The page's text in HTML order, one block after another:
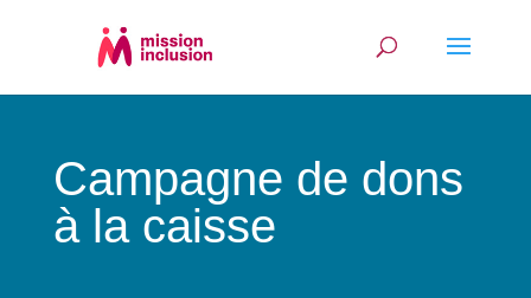
Campagne de dons
à la caisse